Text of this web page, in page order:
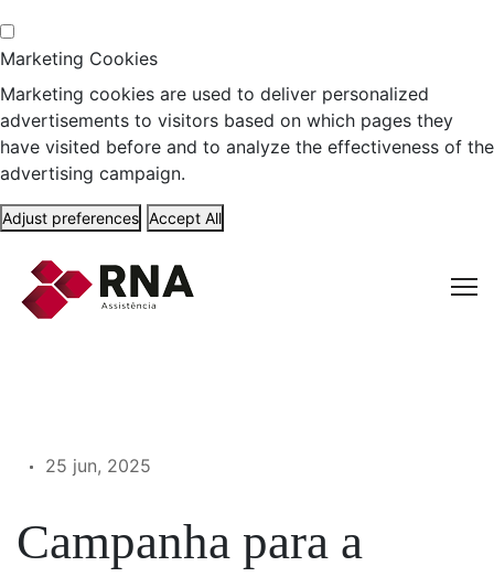
Marketing Cookies
Marketing cookies are used to deliver personalized
advertisements to visitors based on which pages they
have visited before and to analyze the effectiveness of the
advertising campaign.
Adjust preferences Accept All
25 jun, 2025
Campanha para a